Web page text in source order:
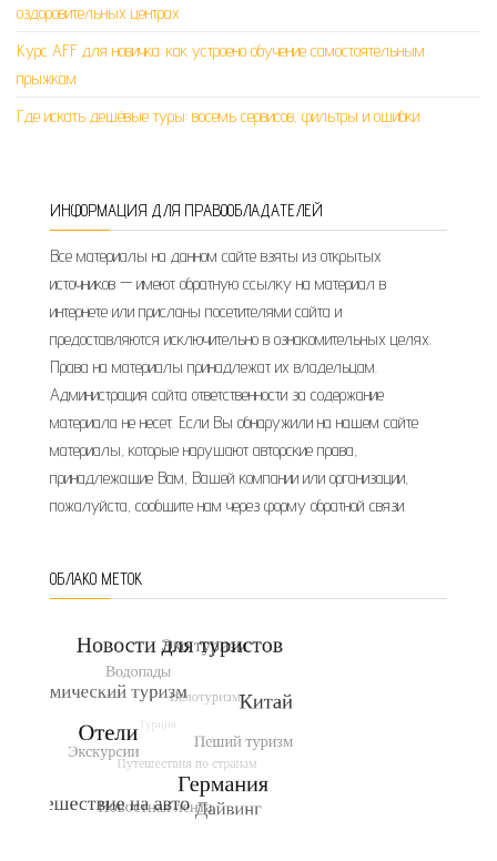
оздоровительных центрах
Курс AFF для новичка: как устроено обучение самостоятельным
прыжкам
Где искать дешёвые туры: восемь сервисов, фильтры и ошибки
ИНФОРМАЦИЯ ДЛЯ ПРАВООБЛАДАТЕЛЕЙ
Все материалы на данном сайте взяты из открытых
источников — имеют обратную ссылку на материал в
интернете или присланы посетителями сайта и
предоставляются исключительно в ознакомительных целях.
Права на материалы принадлежат их владельцам.
Администрация сайта ответственности за содержание
материала не несет. Если Вы обнаружили на нашем сайте
материалы, которые нарушают авторские права,
принадлежащие Вам, Вашей компании или организации,
пожалуйста, сообщите нам через форму обратной связи.
ОБЛАКО МЕТОК